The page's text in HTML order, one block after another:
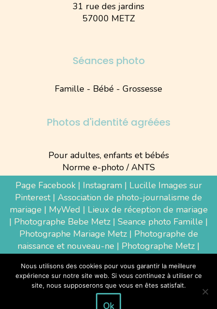
31 rue des jardins
57000 METZ
Séances photo
Famille - Bébé - Grossesse
Photos d'identité agréées
Pour adultes, enfants et bébés
Norme e-photo / ANTS
Page Facebook| Instagram| Lucille Images sur
Pinterest| Association de photo-journalisme de
mariage | MyWed | Lieux de réception de mariage
| Photographe Bebe Metz | Seance photo Famille |
Photographe Mariage Metz| Photographe de
naissance et nouveau-ne | Photographe Metz |
Luxembourg|Photographe Thionville|
Photographe d'entreprise Metz
Tous droits réservés à la photographe Lucille
Nous utilisons des cookies pour vous garantir la meilleure
expérience sur notre site web. Si vous continuez à utiliser ce
site, nous supposerons que vous en êtes satisfait.
Ok